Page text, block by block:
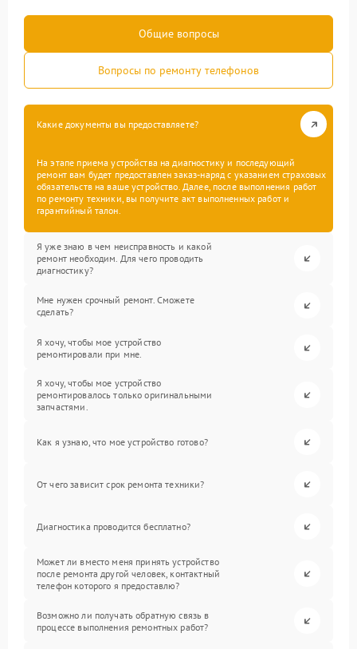
Общие вопросы
Вопросы по ремонту телефонов
Какие документы вы предоставляете?
На этапе приема устройства на диагностику и последующий
ремонт вам будет предоставлен заказ-наряд с указанием страховых
обязательств на ваше устройство. Далее, после выполнения работ
по ремонту техники, вы получите акт выполненных работ и
гарантийный талон.
Я уже знаю в чем неисправность и какой
ремонт необходим. Для чего проводить
диагностику?
Мне нужен срочный ремонт. Сможете
сделать?
Я хочу, чтобы мое устройство
ремонтировали при мне.
Я хочу, чтобы мое устройство
ремонтировалось только оригинальными
запчастями.
Как я узнаю, что мое устройство готово?
От чего зависит срок ремонта техники?
Диагностика проводится бесплатно?
Может ли вместо меня принять устройство
после ремонта другой человек, контактный
телефон которого я предоставлю?
Возможно ли получать обратную связь в
процессе выполнения ремонтных работ?